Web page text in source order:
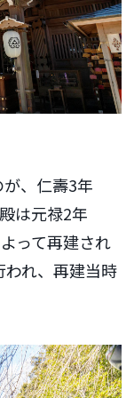
、仁壽3年
は元禄2年
って再建され
われ、再建当時